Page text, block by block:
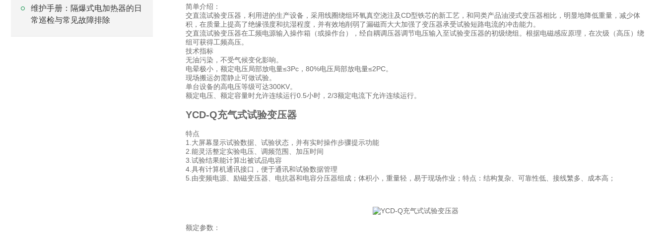
维护手册：隔爆式电加热器的日
常巡检与常见故障排除
简单介绍：
交直流试验变压器，利用进的生产设备，采用线圈绕组环氧真空浇注及CD型铁芯的新工艺，和同类产品油浸式变压器相比，明显地降低重量，减少体
积，在质量上提高了绝缘强度和抗湿程度，并有效地削弱了漏磁而大大加强了变压器承受试验短路电流的冲击能力。
交直流试验变压器在工频电源输入操作箱（或操作台），经自耦调压器调节电压输入至试验变压器的初级绕组。根据电磁感应原理，在次级（高压）绕
组可获得工频高压。
技术指标
无油污染，不受气候变化影响。
电晕极小，额定电压局部放电量≤3Pc，80%电压局部放电量≤2PC。
现场搬运勿需静止可做试验。
单台设备的高电压等级可达300KV。
额定电压、额定容量时允许连续运行0.5小时，2/3额定电流下允许连续运行。
YCD-Q充气式试验变压器
特点
1.大屏幕显示试验数据、试验状态，并有实时操作步骤提示功能
2.能灵活整定实验电压、调频范围、加压时间
3.试验结果能计算出被试品电容
4.具有计算机通讯接口，便于通讯和试验数据管理
5.由变频电源、励磁变压器、电抗器和电容分压器组成；体积小，重量轻，易于现场作业；特点：结构复杂、可靠性低、接线繁多、成本高；
额定参数：